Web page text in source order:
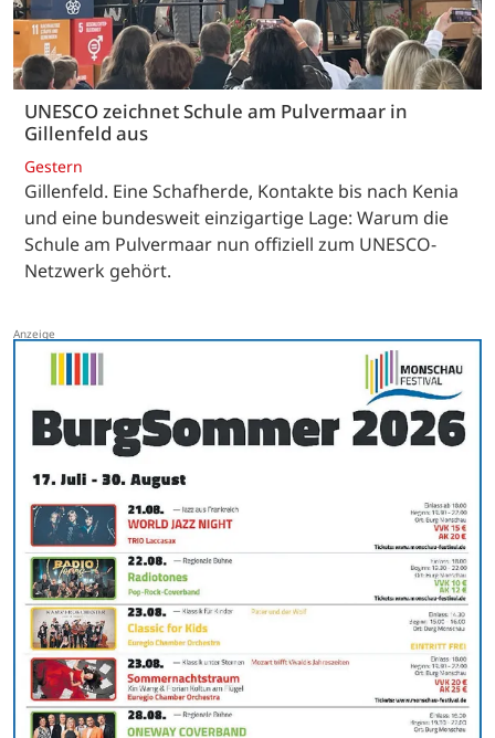
UNESCO zeichnet Schule am Pulvermaar in
Gillenfeld aus
Gestern
Gillenfeld. Eine Schafherde, Kontakte bis nach Kenia
und eine bundesweit einzigartige Lage: Warum die
Schule am Pulvermaar nun offiziell zum UNESCO-
Netzwerk gehört.